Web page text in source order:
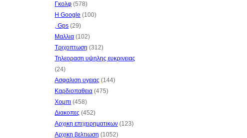
Γκολφ (578)
Η Google (100)
, Gps (29)
Μαλλια (102)
Τριχοπτωση (312)
Τηλεοραση υψηλης ευκρινειας
(24)
Ασφαλιση υγειας (144)
Καρδιοπαθεια (475)
Χομπι (458)
Διακοπες (452)
Αρχικη επιχειρηματικων (123)
Αρχικη βελτιωση (1052)